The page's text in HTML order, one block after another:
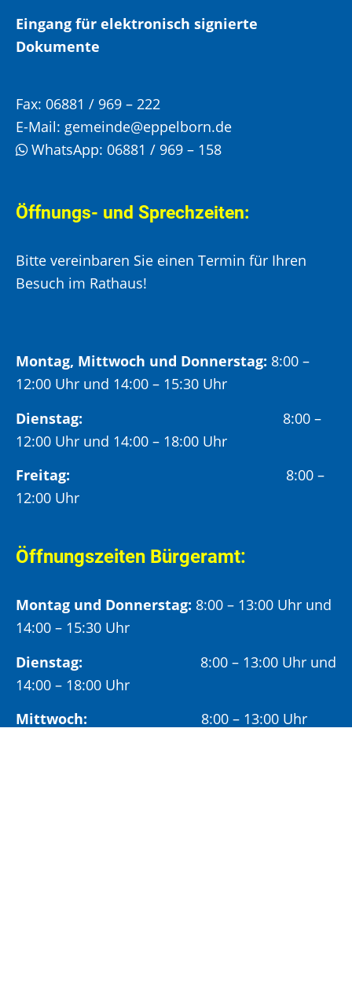
Eingang für elektronisch signierte
Dokumente
Fax: 06881 / 969 – 222
E-Mail: gemeinde@eppelborn.de
WhatsApp: 06881 / 969 – 158
Öffnungs- und Sprechzeiten:
Bitte vereinbaren Sie einen Termin für Ihren
Besuch im Rathaus!
Montag, Mittwoch und Donnerstag: 8:00 –
12:00 Uhr und 14:00 – 15:30 Uhr
Dienstag: 8:00 –
12:00 Uhr und 14:00 – 18:00 Uhr
Freitag:
8:00 –
12:00 Uhr
Öffnungszeiten Bürgeramt:
Montag und Donnerstag: 8:00 – 13:00 Uhr und
14:00 – 15:30 Uhr
Dienstag: 8:00 – 13:00 Uhr und
14:00 – 18:00 Uhr
Mittwoch: 8:00 – 13:00 Uhr